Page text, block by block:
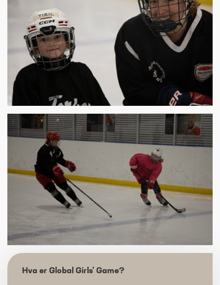
Hva er Global Girls' Game?